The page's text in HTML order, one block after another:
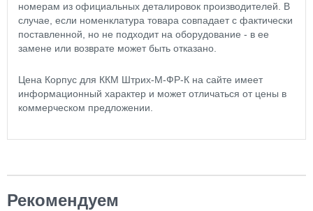
номерам из официальных деталировок производителей. В
случае, если номенклатура товара совпадает с фактически
поставленной, но не подходит на оборудование - в ее
замене или возврате может быть отказано.
Цена Корпус для ККМ Штрих-М-ФР-К на сайте имеет
информационный характер и может отличаться от цены в
коммерческом предложении.
Рекомендуем